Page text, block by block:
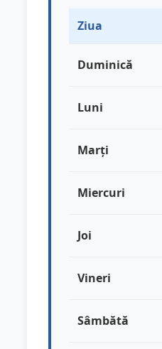
Ziua
Duminică
Luni
Marți
Miercuri
Joi
Vineri
Sâmbătă